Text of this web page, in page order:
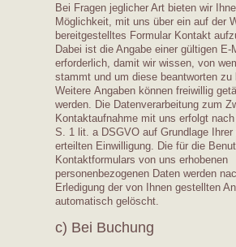
Bei Fragen jeglicher Art bieten wir
Möglichkeit, mit uns über ein auf der
bereitgestelltes Formular Kontakt
Dabei ist die Angabe einer gültigen E-
erforderlich, damit wir wissen, von
stammt und um diese beantworten zu
Weitere Angaben können freiwillig
werden. Die Datenverarbeitung zum
Kontaktaufnahme mit uns erfolgt
S. 1 lit. a DSGVO auf Grundlage Ihrer
erteilten Einwilligung. Die für die
Kontaktformulars von uns erhobenen
personenbezogenen Daten werden
Erledigung der von Ihnen gestellten
automatisch gelöscht.
c) Bei Buchung